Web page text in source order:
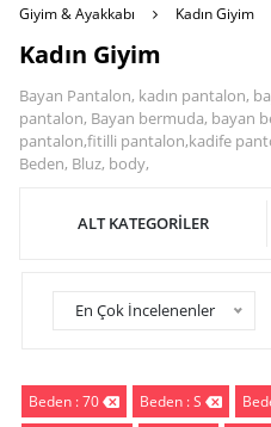
Giyim & Ayakkabı Kadın Giyim
Kadın Giyim
Bayan Pantalon, kadın pantalon,
pantalon, Bayan bermuda, bayan
pantalon,fitilli pantalon,kadife
Beden, Bluz, body,
ALT KATEGORİLER
En Çok İncelenenler
Beden : 70 Beden : S